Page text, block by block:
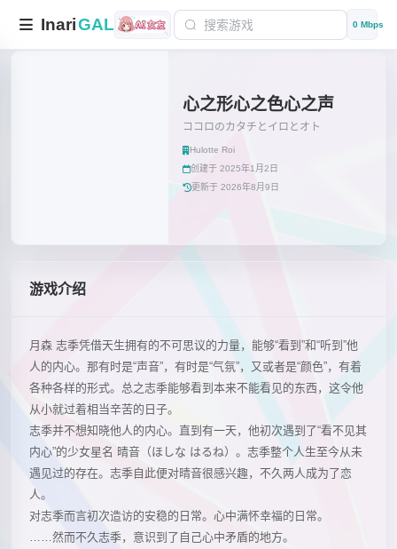
InariGAL 0 Mbps
心之形心之色心之声
ココロのカタチとイロとオト
Hulotte Roi
创建于 2025年1月2日
更新于 2026年8月9日
游戏介绍
月森 志季凭借天生拥有的不可思议的力量，能够“看到”和“听到”他
人的内心。那有时是“声音”，有时是“气氛”，又或者是“颜色”，有着
各种各样的形式。总之志季能够看到本来不能看见的东西，这令他
从小就过着相当辛苦的日子。
志季并不想知晓他人的内心。直到有一天，他初次遇到了“看不见其
内心”的少女星名 晴音（ほしな はるね）。志季整个人生至今从未
遇见过的存在。志季自此便对晴音很感兴趣，不久两人成为了恋
人。
对志季而言初次造访的安稳的日常。心中满怀幸福的日常。
……然而不久志季，意识到了自己心中矛盾的地方。